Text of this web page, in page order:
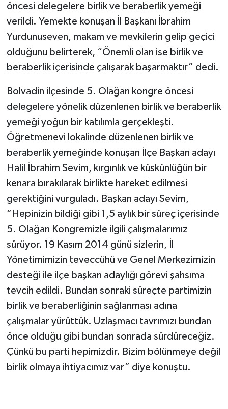
öncesi delegelere birlik ve beraberlik yemeği
verildi. Yemekte konuşan İl Başkanı İbrahim
Yurdunuseven, makam ve mevkilerin gelip geçici
olduğunu belirterek, “Önemli olan ise birlik ve
beraberlik içerisinde çalışarak başarmaktır” dedi.
Bolvadin ilçesinde 5. Olağan kongre öncesi
delegelere yönelik düzenlenen birlik ve beraberlik
yemeği yoğun bir katılımla gerçekleşti.
Öğretmenevi lokalinde düzenlenen birlik ve
beraberlik yemeğinde konuşan İlçe Başkan adayı
Halil İbrahim Sevim, kırgınlık ve küskünlüğün bir
kenara bırakılarak birlikte hareket edilmesi
gerektiğini vurguladı. Başkan adayı Sevim,
“Hepinizin bildiği gibi 1,5 aylık bir süreç içerisinde
5. Olağan Kongremizle ilgili çalışmalarımız
sürüyor. 19 Kasım 2014 günü sizlerin, İl
Yönetimimizin teveccühü ve Genel Merkezimizin
desteği ile ilçe başkan adaylığı görevi şahsıma
tevcih edildi. Bundan sonraki süreçte partimizin
birlik ve beraberliğinin sağlanması adına
çalışmalar yürüttük. Uzlaşmacı tavrımızı bundan
önce olduğu gibi bundan sonrada sürdüreceğiz.
Çünkü bu parti hepimizdir. Bizim bölünmeye değil
birlik olmaya ihtiyacımız var” diye konuştu.